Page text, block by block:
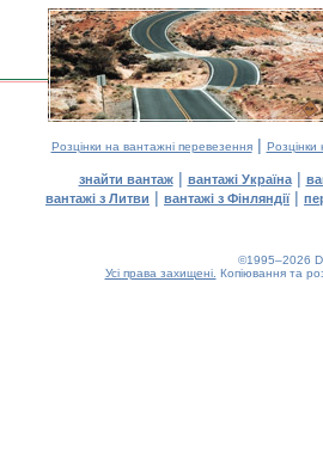
Розцінки на вантажні перевезення| Розцінки
знайти вантаж| вантажі Україна|
вантажі з Литви | вантажі з Фінляндії|
©1995–2026
Усі права захищені. Копіювання та